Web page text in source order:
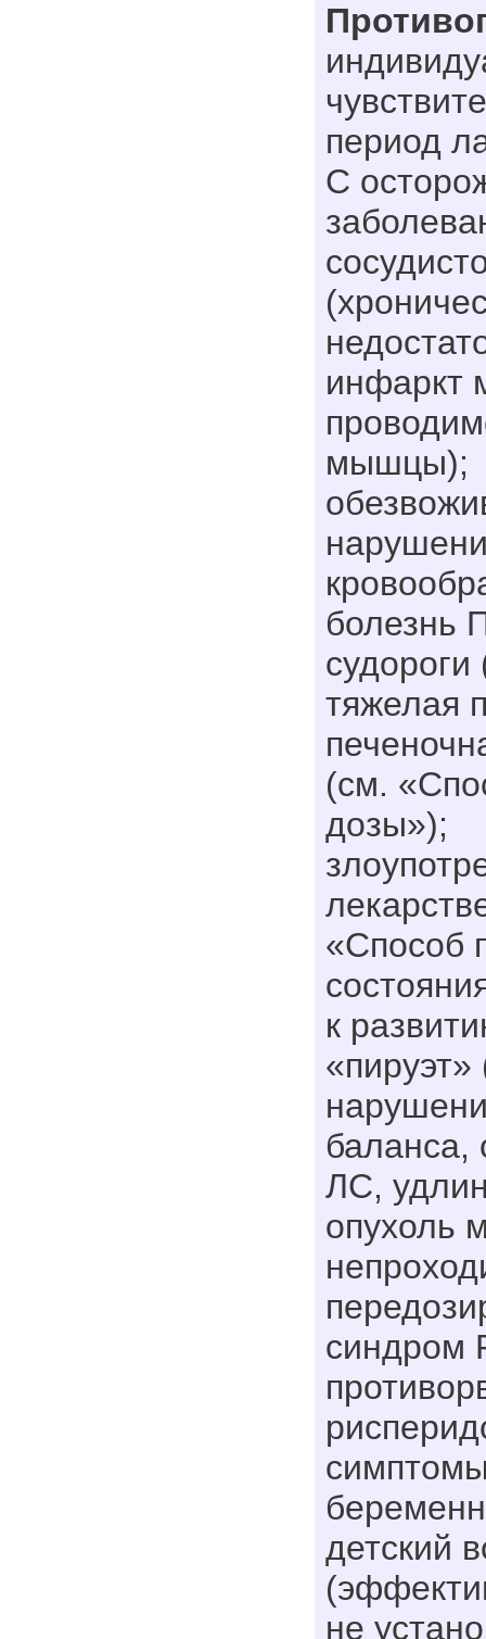
период
С
инфаркт
мышцы);
болезнь
судороги
тяжелая
(см.
дозы»);
«Способ
к
баланса,
ЛС,
опухоль
синдром
детский
не